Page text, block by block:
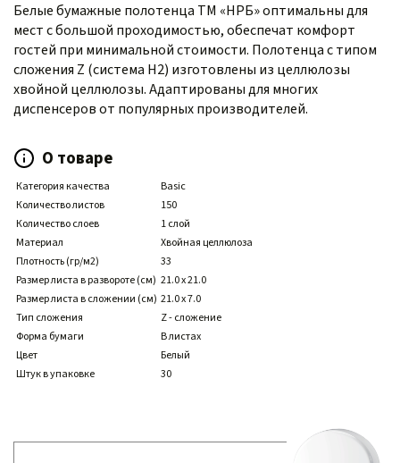
Белые бумажные полотенца ТМ «НРБ» оптимальны для
мест с большой проходимостью, обеспечат комфорт
гостей при минимальной стоимости. Полотенца с типом
сложения Z (система H2) изготовлены из целлюлозы
хвойной целлюлозы. Адаптированы для многих
диспенсеров от популярных производителей.
О товаре
Категория качества
Basic
Количество листов
150
Количество слоев
1 слой
Материал
Хвойная целлюлоза
Плотность (гр/м2)
33
Размер листа в развороте (см) 21.0 x 21.0
Размер листа в сложении (см) 21.0 x 7.0
Тип сложения
Z - сложение
Форма бумаги
В листах
Цвет
Белый
Штук в упаковке
30